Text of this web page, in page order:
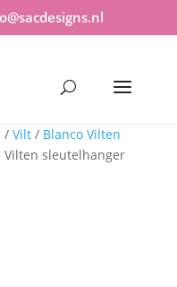
/ Vilt/ Blanco Vilten
Vilten sleutelhanger